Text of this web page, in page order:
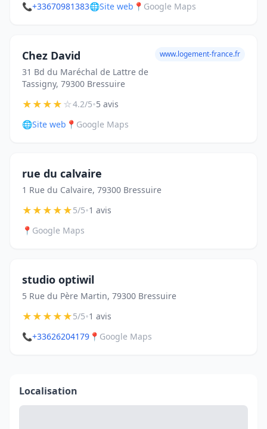
📞+33670981383🌐Site web 📍 Google Maps
Chez David
31 Bd du Maréchal de Lattre de
Tassigny, 79300 Bressuire
www.logement-france.fr
★★★★☆4.2/5•5 avis
🌐Site web 📍 Google Maps
rue du calvaire
1 Rue du Calvaire, 79300 Bressuire
★★★★★5/5•1 avis
📍 Google Maps
studio optiwil
5 Rue du Père Martin, 79300 Bressuire
★★★★★5/5•1 avis
📞+33626204179 📍 Google Maps
Localisation